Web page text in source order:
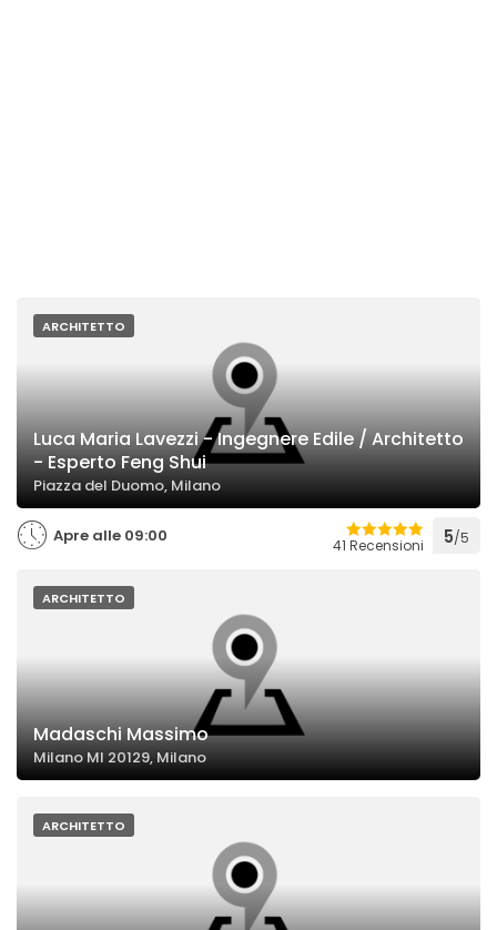
ARCHITETTO
Luca Maria Lavezzi - Ingegnere Edile / Architetto
- Esperto Feng Shui
Piazza del Duomo, Milano
Apre alle 09:00 41 Recensioni 5/5
ARCHITETTO
Madaschi Massimo
Milano MI 20129, Milano
ARCHITETTO